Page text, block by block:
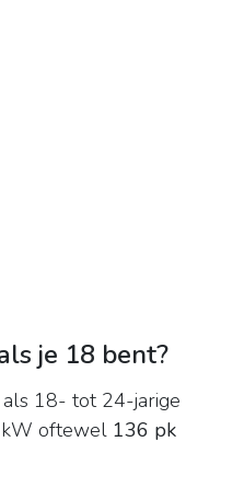
je 18 bent?
18- tot 24-jarige
oftewel 136 pk